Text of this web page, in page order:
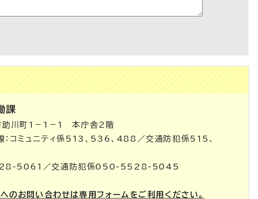
課
川町1－1－1 本庁舎2階
コミュニティ係513、536、488／交通防犯係515、
5061／交通防犯係050-5528-5045
のお問い合わせは専用フォームをご利用ください。